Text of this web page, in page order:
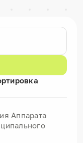
Аппарата